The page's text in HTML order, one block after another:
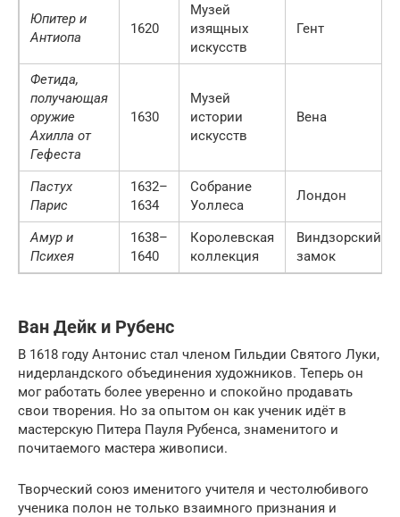
Юпитер и
Антиопа
1620
Музей
изящных
искусств
Гент
Фетида,
получающая
оружие
Ахилла от
Гефеста
1630
Музей
истории
искусств
Вена
Пастух
Парис
1632–
1634
Собрание
Уоллеса
Лондон
Амур и
Психея
1638–
1640
Королевская
коллекция
Виндзорский
замок
Ван Дейк и Рубенс
В 1618 году Антонис стал членом Гильдии Святого Луки,
нидерландского объединения художников. Теперь он
мог работать более уверенно и спокойно продавать
свои творения. Но за опытом он как ученик идёт в
мастерскую Питера Пауля Рубенса, знаменитого и
почитаемого мастера живописи.
Творческий союз именитого учителя и честолюбивого
ученика полон не только взаимного признания и